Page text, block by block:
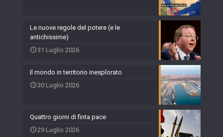
Le nuove regole del potere (e le
antichissime)
31 Luglio 2026
Il mondo in territorio inesplorato
30 Luglio 2026
Quattro giorni di finta pace
29 Luglio 2026